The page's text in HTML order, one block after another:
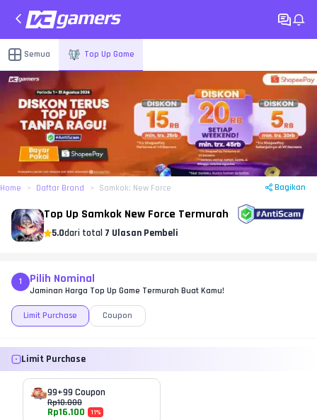
Semua Top Up Game
Home Daftar Brand Samkok: New Force Bagikan
Top Up Samkok New Force Termurah
5.0dari total 7 Ulasan Pembeli
1 Pilih Nominal
Jaminan Harga Top Up Game Termurah Buat Kamu!
Limit Purchase Coupon
Limit Purchase
99+99 Coupon
Rp18.000
Rp16.100 11%